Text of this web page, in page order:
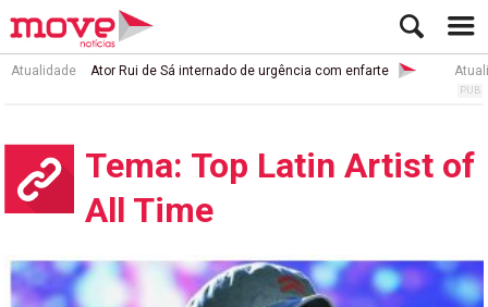
Atualidade Ator Rui de Sá internado de urgência com enfarte
Tema: Top Latin Artist of
All Time